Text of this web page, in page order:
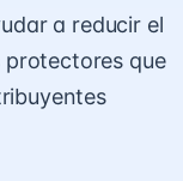
a reducir el
protectores que